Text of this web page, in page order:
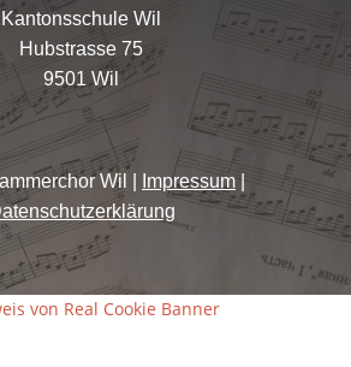
Kantonsschule Wil
Hubstrasse 75
9501 Wil
Wil | Impressum|
von Real Cookie Banner